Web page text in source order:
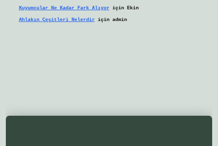
Kuyumcular Ne Kadar Fark Alıyoriçin Ekin
Ahlakın Çeşitleri Nelerdiriçin admin